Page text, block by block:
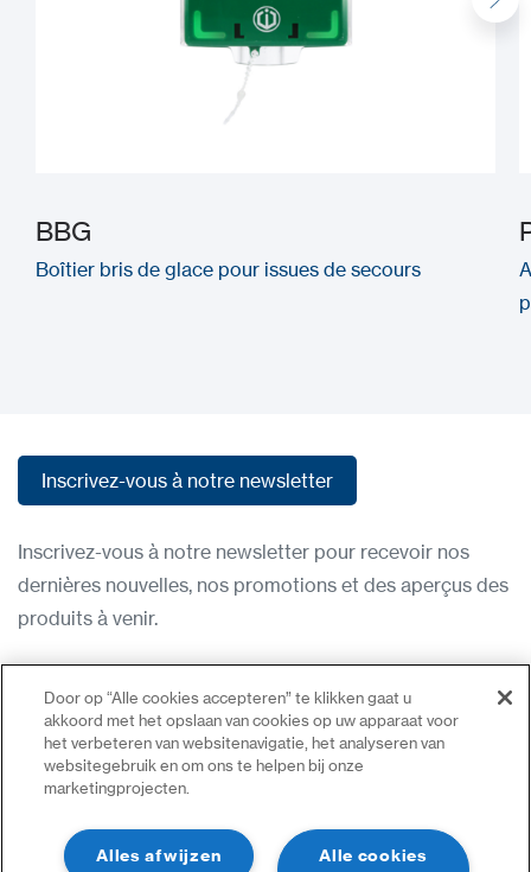
BBG
Boîtier bris de glace pour issues de secours
Inscrivez-vous à notre newsletter
Inscrivez-vous à notre newsletter pour recevoir nos
dernières nouvelles, nos promotions et des aperçus des
produits à venir.
Condititions d'utilisation
Politique de confidentialité
Nous contacter
Se connecter
Plan du site
Door op “Alle cookies accepteren” te klikken gaat u
akkoord met het opslaan van cookies op uw apparaat voor
het verbeteren van websitenavigatie, het analyseren van
websitegebruik en om ons te helpen bij onze
marketingprojecten.
Alle cookies
Alles afwijzen